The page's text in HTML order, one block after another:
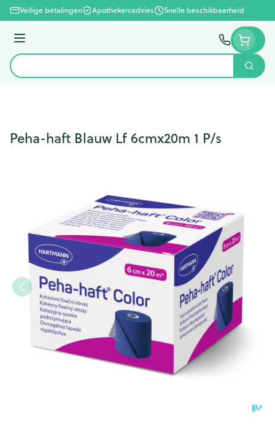
Ga naar de inhoud
Veilige betalingen Apothekersadvies Snelle beschikbaarheid
Menu
Product, merk, categorie...
Zoek
Peha-haft Blauw Lf 6cmx20m 1 P/s